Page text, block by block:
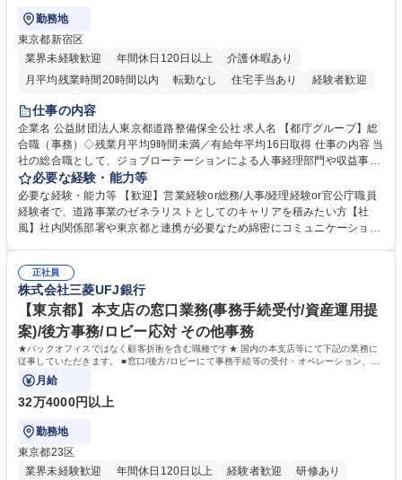
勤務地
東京都新宿区
業界未経験歓迎
年間休日120日以上
介護休暇あり
月平均残業時間20時間以内
転勤なし 住宅手当あり
経験者歓迎
研修あり
退職金あり
駅近5分以内
資格取得手当あり 食事補助あり
仕事の内容
企業名 公益財団法人東京都道路整備保全公社 求人名 【都庁グループ】総
合職（事務）◇残業月平均9時間未満／有給年平均16日取得 仕事の内容 当
社の総合職として、ジョブローテーションによる人事経理部門や収益事業
等のフロント部門の部署等幅広い部署での業務をお任せいたします。研修
制度やキャリア支援が充実しております！ ※下記業務詳細 【業務詳細】■
管理部門：広報、人事、経理など当公社の運営に係る管理業務 ■収益部
門：駐車場の新規開拓、管理運営、新宿駅西口広場の「イベントコーナ
道路施設や道路工事現場の見学ツアー事業 ※入社後は上記いずれかの部門
へ配属。※業務内容変更の範囲：会社の定める業務 募集職種 【都庁グル
ープ】総合職（事務）◇残業月平均9時間未満／有給年平均16日取得
必要な経験・能力等
必要な経験・能力等 【歓迎】営業経験or総務/人事/経理経験or官公庁職員
経験者で、道路事業のゼネラリストとしてのキャリアを積みたい方【社
風】社内関係部署や東京都と連携が必要なため綿密にコミュニケーション
部門など多岐に渡る業務を経験できます。 ■様々なプロジェクト：駐車場
事業の他、新宿駅西口広場内に設置された照明を兼ねた広告「ブライトサ
イン」の管理運営を行うなど、事業収益を生み出す活動を積極的に行って
います。 学歴・資格 学歴：大学院 大学 高専 短大 専修学校 高校 語学力：
資格：
正社員
株式会社三菱UFJ銀行
【東京都】本支店の窓口業務(事務手続受付/資産運用提
案)/後方事務/ロビー応対 その他事務
★バックオフィスではなく顧客折衝を含む職種です★ 国内の本支店等にて下記の業務に
従事していただきます。 ■窓口/後方/ロビーにて事務手続等の受付・オペレーション、お
客様対応
月給
32万4000円以上
勤務地
東京都23区
業界未経験歓迎
年間休日120日以上 経験者歓迎
研修あり